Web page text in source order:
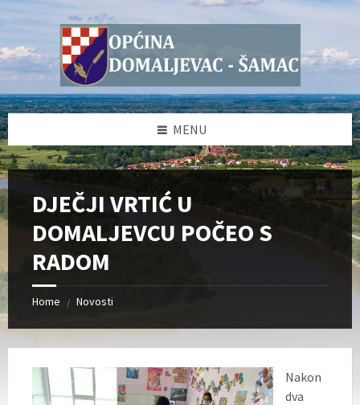
Skip
to
Skip
to
sidebar
Skip
to
sidebar
Skip
to
MENU
DJEČJI VRTIĆ U
DOMALJEVCU POČEO S
RADOM
Home / Novosti
Nakon
dva